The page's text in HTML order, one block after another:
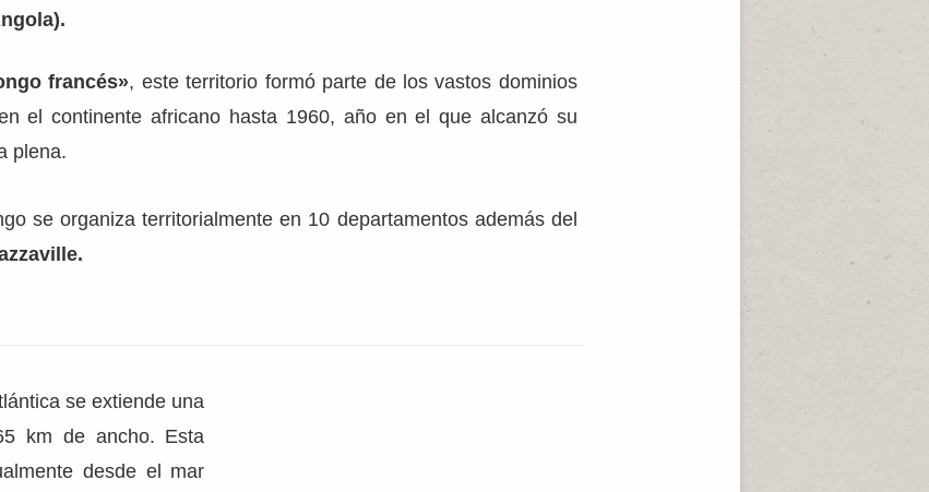
francés», este territorio formó parte de los vastos dominios
el continente africano hasta 1960, año en el que alcanzó su
plena.
se organiza territorialmente en 10 departamentos además del
se extiende una
km de ancho. Esta
desde el mar